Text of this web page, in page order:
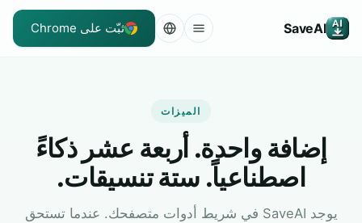
SaveAI ثبّت على Chrome
الميزات
إضافة واحدة. أربعة عشر ذكاءً
اصطناعياً. ستة تنسيقات.
يوجد SaveAI في شريط أدوات متصفحك. عندما تستحق